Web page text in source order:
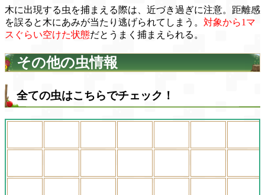
木に出現する虫を捕まえる際は、近づき過ぎに注意。距離感
を誤ると木にあみが当たり逃げられてしまう。 対象から1マ
スぐらい空けた状態だとうまく捕まえられる。
その他の虫情報
全ての虫はこちらでチェック！